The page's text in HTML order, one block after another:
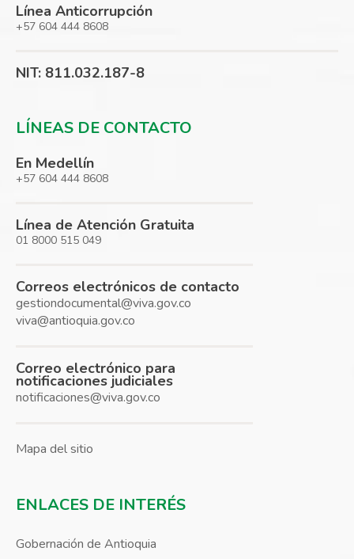
Línea Anticorrupción
+57 604 444 8608
NIT: 811.032.187-8
LÍNEAS DE CONTACTO
En Medellín
+57 604 444 8608
Línea de Atención Gratuita
01 8000 515 049
Correos electrónicos de contacto
gestiondocumental@viva.gov.co
viva@antioquia.gov.co
Correo electrónico para
notificaciones judiciales
notificaciones@viva.gov.co
Mapa del sitio
ENLACES DE INTERÉS
Gobernación de Antioquia